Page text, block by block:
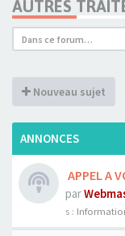
AUTRES
Nouveau sujet
ANNONCES
APPEL A
par
s :